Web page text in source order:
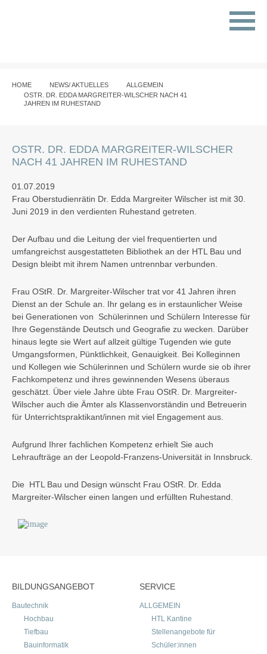
HOME NEWS/ AKTUELLES
ALLGEMEIN
OSTR. DR. EDDA MARGREITER-WILSCHER NACH 41
JAHREN IM RUHESTAND
OSTR. DR. EDDA MARGREITER-WILSCHER
NACH 41 JAHREN IM RUHESTAND
01.07.2019
Frau Oberstudienrätin Dr. Edda Margreiter Wilscher ist mit 30.
Juni 2019 in den verdienten Ruhestand getreten.
Der Aufbau und die Leitung der viel frequentierten und
umfangreichst ausgestatteten Bibliothek an der HTL Bau und
Design bleibt mit ihrem Namen untrennbar verbunden.
Frau OStR. Dr. Margreiter-Wilscher trat vor 41 Jahren ihren
Dienst an der Schule an. Ihr gelang es in erstaunlicher Weise
bei Generationen von Schülerinnen und Schülern Interesse für
Ihre Gegenstände Deutsch und Geografie zu wecken. Darüber
hinaus legte sie Wert auf allzeit gültige Tugenden wie gute
Umgangsformen, Pünktlichkeit, Genauigkeit. Bei Kolleginnen
und Kollegen wie Schülerinnen und Schülern wurde sie ob ihrer
Fachkompetenz und ihres gewinnenden Wesens überaus
geschätzt. Über viele Jahre übte Frau OStR. Dr. Margreiter-
Wilscher auch die Ämter als Klassenvorständin und Betreuerin
für Unterrichtspraktikant/innen mit viel Engagement aus.
Aufgrund Ihrer fachlichen Kompetenz erhielt Sie auch
Lehraufträge an der Leopold-Franzens-Universität in Innsbruck.
Die HTL Bau und Design wünscht Frau OStR. Dr. Edda
Margreiter-Wilscher einen langen und erfüllten Ruhestand.
BILDUNGSANGEBOT
Bautechnik
Hochbau
Tiefbau
Bauinformatik
SERVICE
ALLGEMEIN
HTL Kantine
Stellenangebote für
Schüler:innen